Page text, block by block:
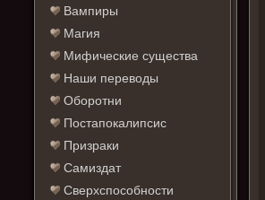
Вампиры
Магия
Мифические существа
Наши переводы
Оборотни
Постапокалипсис
Призраки
Самиздат
Сверхспособности